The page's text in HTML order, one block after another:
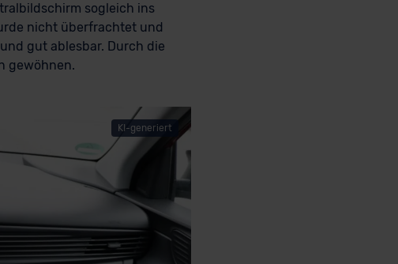
sogleich ins
nicht überfrachtet und
gut ablesbar. Durch die
gewöhnen.
KI-generiert